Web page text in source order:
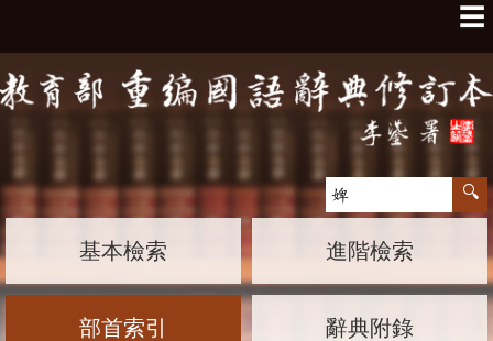
☰
基本檢索 進階檢索
部首索引 辭典附錄